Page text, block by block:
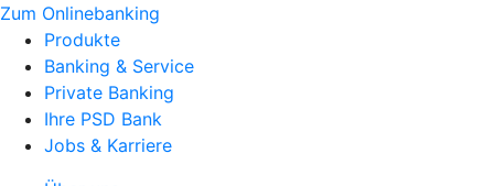
Zum Onlinebanking
Produkte
Banking & Service
Private Banking
Ihre PSD Bank
Jobs & Karriere